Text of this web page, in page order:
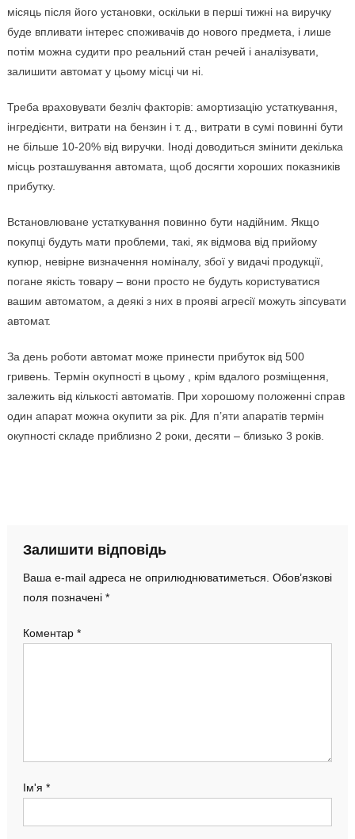
місяць після його установки, оскільки в перші тижні на виручку
буде впливати інтерес споживачів до нового предмета, і лише
потім можна судити про реальний стан речей і аналізувати,
залишити автомат у цьому місці чи ні.
Треба враховувати безліч факторів: амортизацію устаткування,
інгредієнти, витрати на бензин і т. д., витрати в сумі повинні бути
не більше 10-20% від виручки. Іноді доводиться змінити декілька
місць розташування автомата, щоб досягти хороших показників
прибутку.
Встановлюване устаткування повинно бути надійним. Якщо
покупці будуть мати проблеми, такі, як відмова від прийому
купюр, невірне визначення номіналу, збої у видачі продукції,
погане якість товару – вони просто не будуть користуватися
вашим автоматом, а деякі з них в прояві агресії можуть зіпсувати
автомат.
За день роботи автомат може принести прибуток від 500
гривень. Термін окупності в цьому , крім вдалого розміщення,
залежить від кількості автоматів. При хорошому положенні справ
один апарат можна окупити за рік. Для п’яти апаратів термін
окупності складе приблизно 2 роки, десяти – близько 3 років.
Залишити відповідь
Ваша e-mail адреса не оприлюднюватиметься. Обов’язкові
поля позначені *
Коментар *
Ім'я *